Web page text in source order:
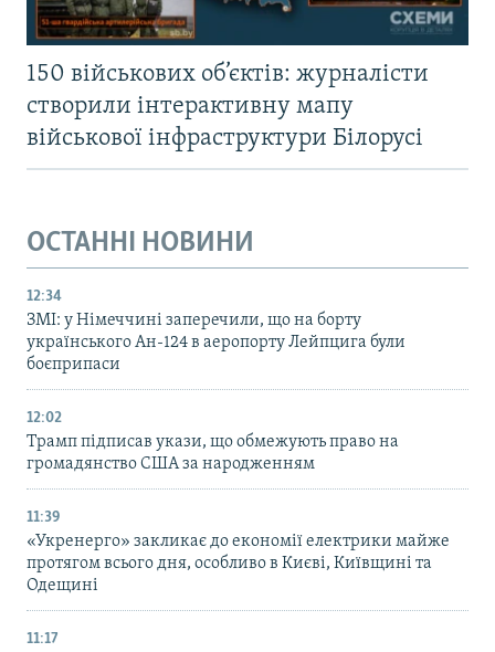
150 військових об’єктів: журналісти
створили інтерактивну мапу
військової інфраструктури Білорусі
ОСТАННІ НОВИНИ
12:34
ЗМІ: у Німеччині заперечили, що на борту
українського Ан-124 в аеропорту Лейпцига були
боєприпаси
12:02
Трамп підписав укази, що обмежують право на
громадянство США за народженням
11:39
«Укренерго» закликає до економії електрики майже
протягом всього дня, особливо в Києві, Київщині та
Одещині
11:17